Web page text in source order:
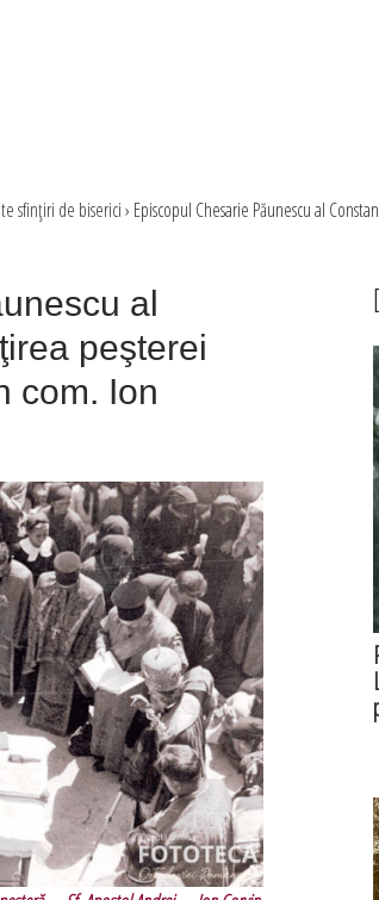
sfinţiri de biserici› Episcopul Chesarie Păunescu al
al
peşterei
com. Ion